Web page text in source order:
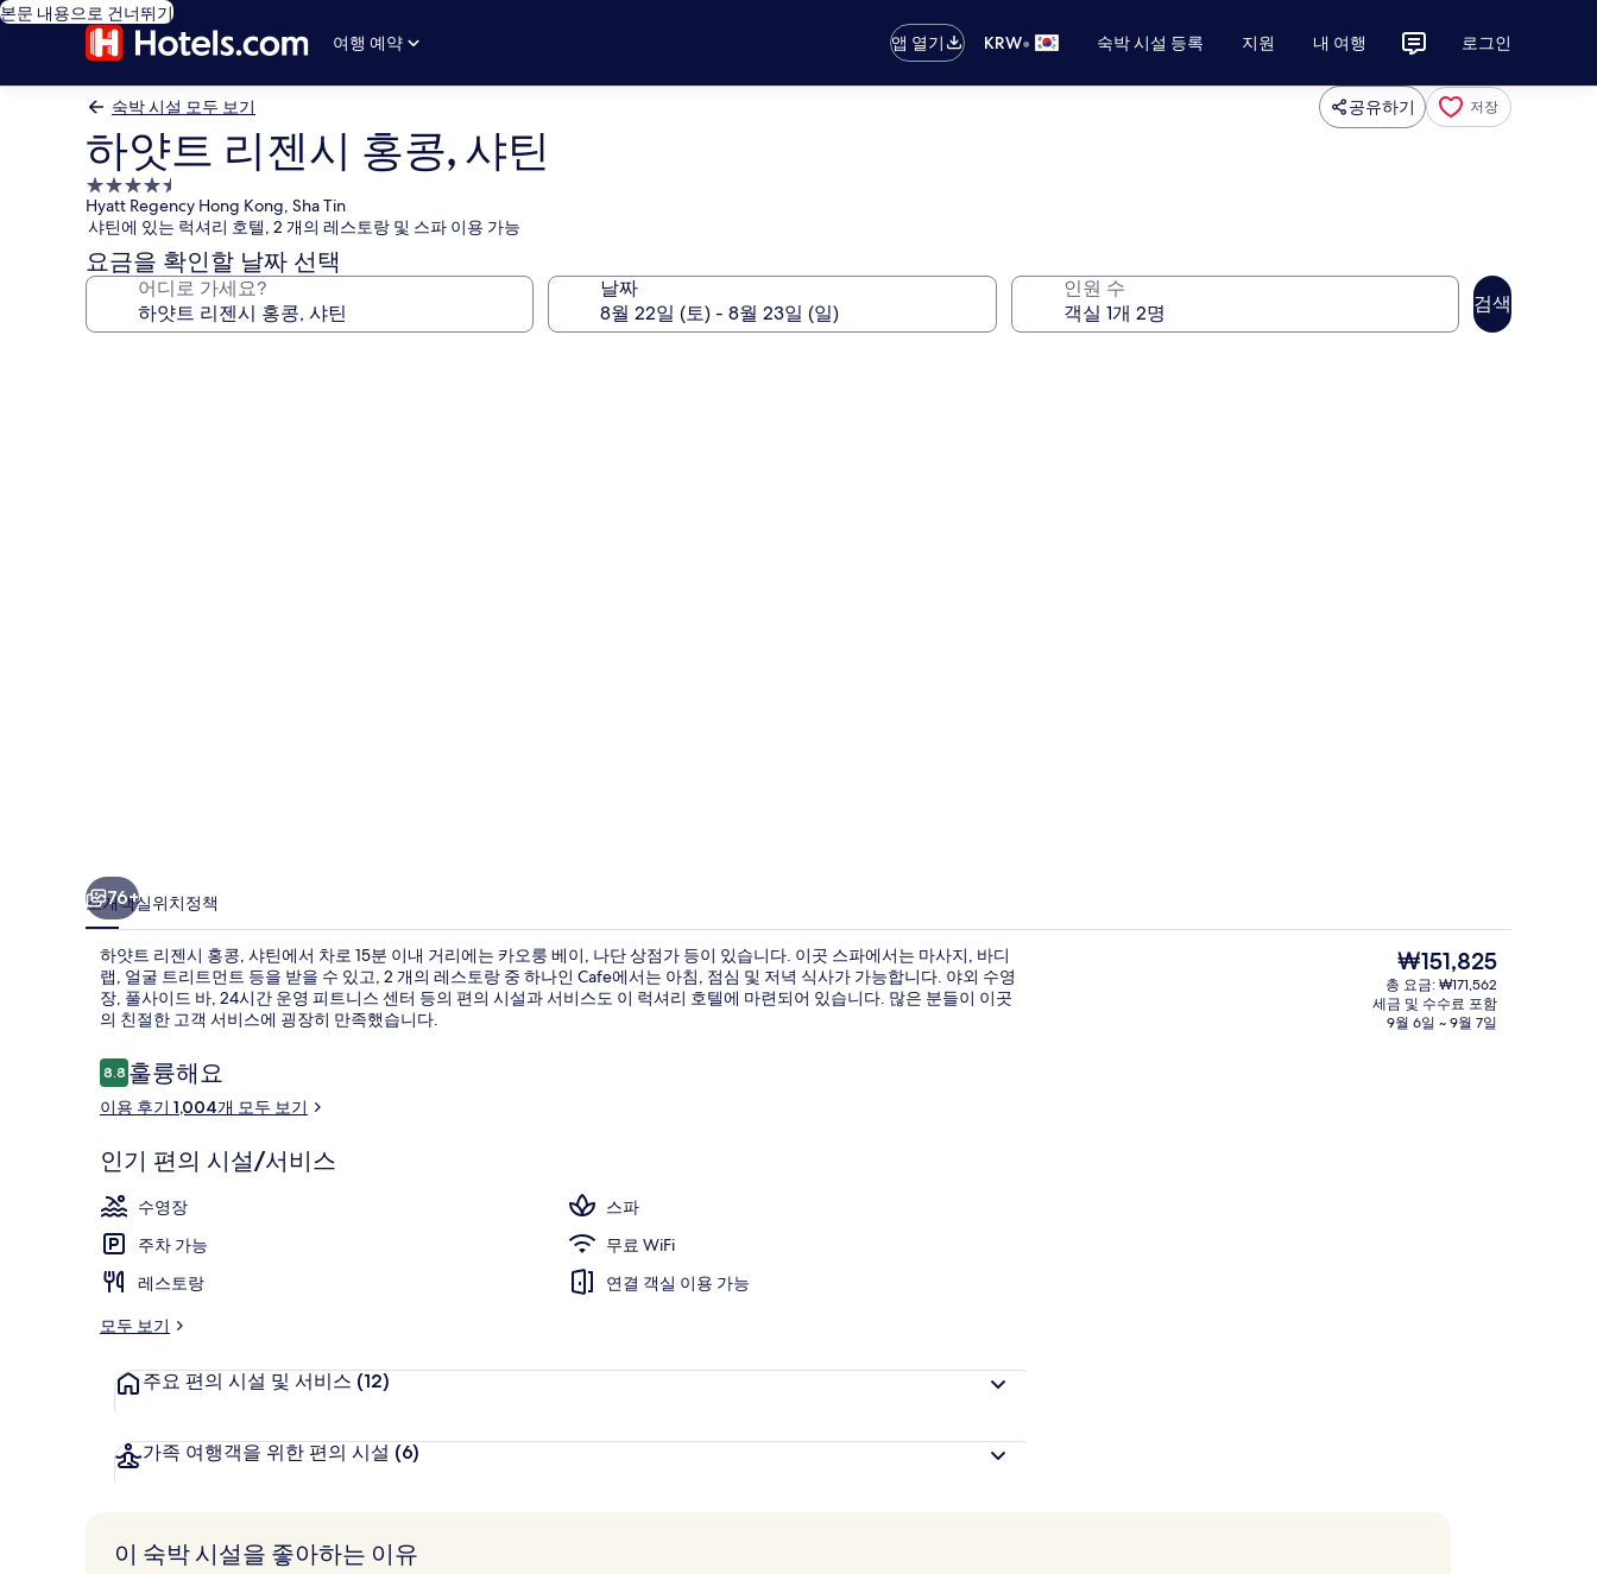
본문 내용으로 건너뛰기
여행 예약
앱 열기 KRW• 숙박 시설 등록 지원 내 여행 로그인
숙박 시설 모두 보기 공유하기 저장
하얏트 리젠시 홍콩, 샤틴
4.5
성
급
숙
박
Hyatt Regency Hong Kong, Sha Tin
샤틴에 있는 럭셔리 호텔, 2 개의 레스토랑 및 스파 이용 가능
요금을 확인할 날짜 선택
어디로 가세요? 날짜 인원 수
검색
러
리
76+
소개객실위치정책
하얏트 리젠시 홍콩, 샤틴에서 차로 15분 이내 거리에는 카오룽 베이, 나단 상점가 등이 있습니다. 이곳 스파에서는 마사지, 바디
랩, 얼굴 트리트먼트 등을 받을 수 있고, 2 개의 레스토랑 중 하나인 Cafe에서는 아침, 점심 및 저녁 식사가 가능합니다. 야외 수영
장, 풀사이드 바, 24시간 운영 피트니스 센터 등의 편의 시설과 서비스도 이 럭셔리 호텔에 마련되어 있습니다. 많은 분들이 이곳
의 친절한 고객 서비스에 굉장히 만족했습니다.
이
용
후
8.810점 만점 중 8.8점.
훌륭해요
이용 후기 1,004개 모두 보기
인기 편의 시설/서비스
수영장
스파
주차 가능
무료 WiFi
레스토랑
연결 객실 이용 가능
모두 보기
주요 편의 시설 및 서비스 (12)
가족 여행객을 위한 편의 시설 (6)
현
재
가
격
₩151,825
총 요금: ₩171,562
세금 및 수수료 포함
9월 6일 ~ 9월 7일
이 숙박 시설을 좋아하는 이유